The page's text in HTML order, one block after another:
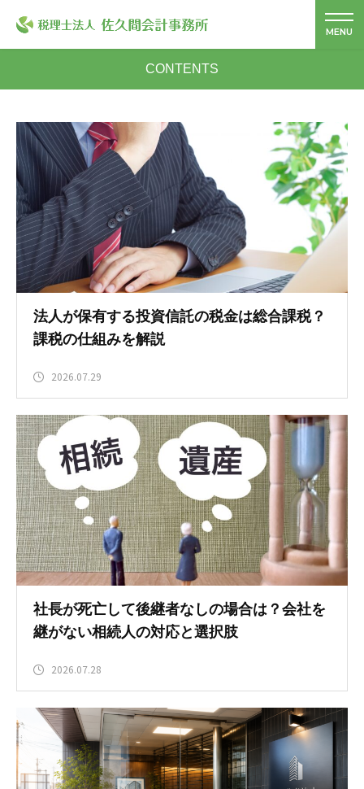
CONTENTS
法人が保有する投資信託の税金は総合課税？
課税の仕組みを解説
2026.07.29
社長が死亡して後継者なしの場合は？会社を
継がない相続人の対応と選択肢
2026.07.28